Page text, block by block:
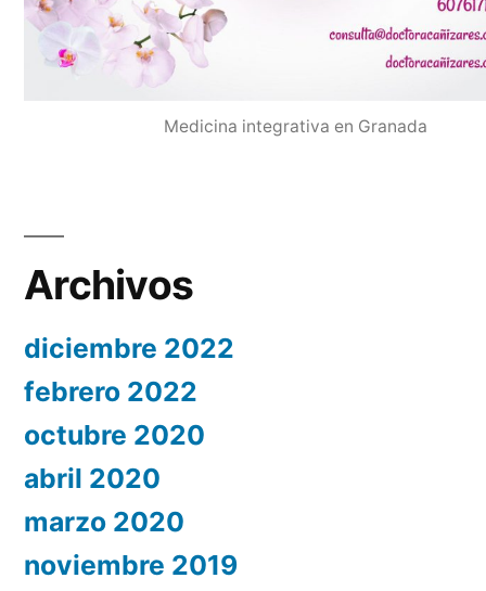
Medicina integrativa en Granada
Archivos
diciembre 2022
febrero 2022
octubre 2020
abril 2020
marzo 2020
noviembre 2019